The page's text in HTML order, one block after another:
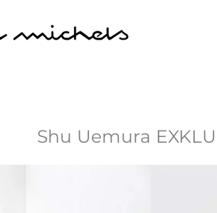
Shu Uemura